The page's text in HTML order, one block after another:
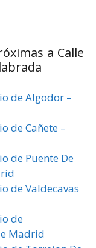
a Calle
de Algodor –
de Cañete –
de Puente De
de Valdecavas
de
Madrid